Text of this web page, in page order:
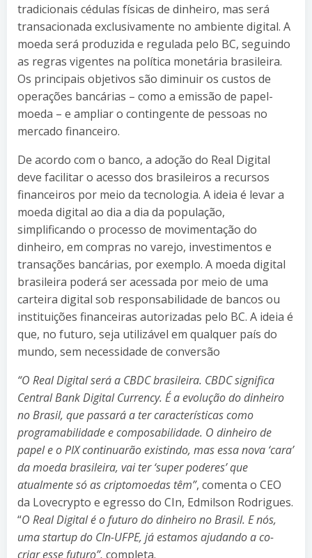
tradicionais cédulas físicas de dinheiro, mas será
transacionada exclusivamente no ambiente digital. A
moeda será produzida e regulada pelo BC, seguindo
as regras vigentes na política monetária brasileira.
Os principais objetivos são diminuir os custos de
operações bancárias – como a emissão de papel-
moeda – e ampliar o contingente de pessoas no
mercado financeiro.
De acordo com o banco, a adoção do Real Digital
deve facilitar o acesso dos brasileiros a recursos
financeiros por meio da tecnologia. A ideia é levar a
moeda digital ao dia a dia da população,
simplificando o processo de movimentação do
dinheiro, em compras no varejo, investimentos e
transações bancárias, por exemplo. A moeda digital
brasileira poderá ser acessada por meio de uma
carteira digital sob responsabilidade de bancos ou
instituições financeiras autorizadas pelo BC. A ideia é
que, no futuro, seja utilizável em qualquer país do
mundo, sem necessidade de conversão
“O Real Digital será a CBDC brasileira. CBDC significa
Central Bank Digital Currency. É a evolução do dinheiro
no Brasil, que passará a ter características como
programabilidade e composabilidade. O dinheiro de
papel e o PIX continuarão existindo, mas essa nova ‘cara’
da moeda brasileira, vai ter ‘super poderes’ que
atualmente só as criptomoedas têm”, comenta o CEO
da Lovecrypto e egresso do CIn, Edmilson Rodrigues.
“O Real Digital é o futuro do dinheiro no Brasil. E nós,
uma startup do CIn-UFPE, já estamos ajudando a co-
criar esse futuro”, completa.